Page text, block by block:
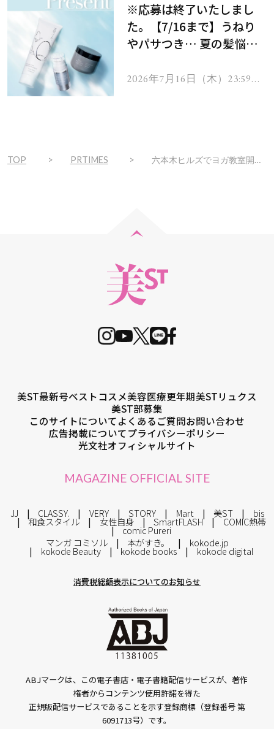
※応募は終了いたしまし
た。【7/16まで】うねり
やパサつき… 夏の髪悩み
ムを13名様にプレゼン
2026年7月16日（木）23:59ま
TOP PRTIMES 六本木ヒルズでヨガ教室開催！人気ヨガインストラクターAMIYOGAさんと一緒にしなやかで女性らしい身体づくりを！
美ST最新号ベストコスメ美容医療更年期美STリュクス
美ST部募集
このサイトについてよくあるご質問お問い合わせ
広告掲載についてプライバシーポリシー
光文社オフィシャルサイト
MAGAZINE OFFICIAL SITE
JJ CLASSY. VERY STORY Mart 美ST bis
和食スタイル 女性自身 SmartFLASH COMIC熱帯
comic Pureri
マンガ コミソル
本がすき。 kokode.jp
kokode Beauty kokode books kokode digital
消費税総額表示についてのお知らせ
ABJマークは、この電子書店・電子書籍配信サービスが、著作
権者からコンテンツ使用許諾を得た
正規版配信サービスであることを示す登録商標（登録番号 第
6091713号）です。